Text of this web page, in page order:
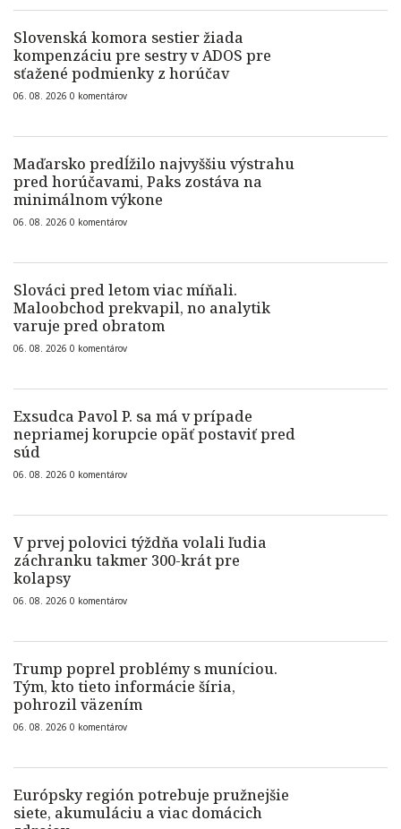
Slovenská komora sestier žiada
kompenzáciu pre sestry v ADOS pre
sťažené podmienky z horúčav
06. 08. 2026 0 komentárov
Maďarsko predĺžilo najvyššiu výstrahu
pred horúčavami, Paks zostáva na
minimálnom výkone
06. 08. 2026 0 komentárov
Slováci pred letom viac míňali.
Maloobchod prekvapil, no analytik
varuje pred obratom
06. 08. 2026 0 komentárov
Exsudca Pavol P. sa má v prípade
nepriamej korupcie opäť postaviť pred
súd
06. 08. 2026 0 komentárov
V prvej polovici týždňa volali ľudia
záchranku takmer 300-krát pre
kolapsy
06. 08. 2026 0 komentárov
Trump poprel problémy s muníciou.
Tým, kto tieto informácie šíria,
pohrozil väzením
06. 08. 2026 0 komentárov
Európsky región potrebuje pružnejšie
siete, akumuláciu a viac domácich